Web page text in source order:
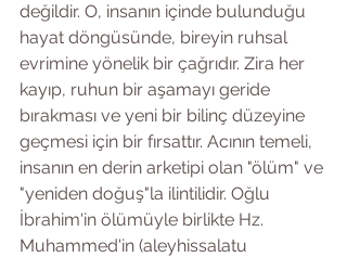
değildir. O, insanın içinde bulunduğu
hayat döngüsünde, bireyin ruhsal
evrimine yönelik bir çağrıdır. Zira her
kayıp, ruhun bir aşamayı geride
bırakması ve yeni bir bilinç düzeyine
geçmesi için bir fırsattır. Acının temeli,
insanın en derin arketipi olan "ölüm" ve
"yeniden doğuş"la ilintilidir. Oğlu
İbrahim'in ölümüyle birlikte Hz.
Muhammed'in (aleyhissalatu